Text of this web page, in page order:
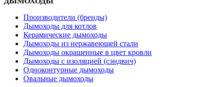
Производители (бренды)
Дымоходы для котлов
Керамические дымоходы
Дымоходы из нержавеющей стали
Дымоходы окрашенные в цвет кровли
Дымоходы с изоляцией (сэндвич)
Одноконтурные дымоходы
Овальные дымоходы